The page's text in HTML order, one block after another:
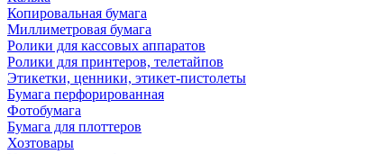
Копировальная бумага
Миллиметровая бумага
Ролики для кассовых аппаратов
Ролики для принтеров, телетайпов
Этикетки, ценники, этикет-пистолеты
Бумага перфорированная
Фотобумага
Бумага для плоттеров
Хозтовары